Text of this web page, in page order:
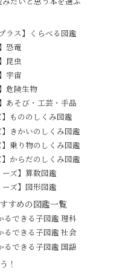
ラス】くらべる図鑑
恐竜
昆虫
宇宙
危険生物
あそび・工芸・手品
】もののしくみ図鑑
】きかいのしくみ図鑑
】乗り物のしくみ図鑑
】からだのしくみ図鑑
ーズ】算数図鑑
ーズ】図形図鑑
すめの図鑑一覧
るできる子図鑑 理科
るできる子図鑑 社会
るできる子図鑑 国語
！